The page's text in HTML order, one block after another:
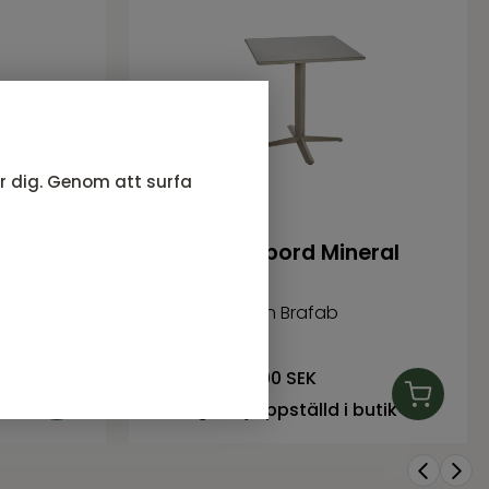
dig. Genom att surfa
Arket cafébord Mineral
Arket serie från Brafab
5 090 SEK
I lager, ej uppställd i butik